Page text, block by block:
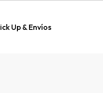
Up & Envíos